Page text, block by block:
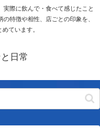
際に飲んで・食べて感じたこと
特徴や相性、店ごとの印象を、
ています。
日常